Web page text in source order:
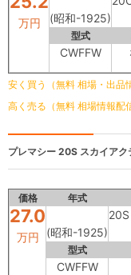
万円 (昭和-1925)
型式
CWFFW
安く買う（無料 相場・出品
高く売る（無料 相場情報配
プレマシー 20S スカイアク
価格 年式
27.0
万円 (昭和-1925)
型式
CWFFW